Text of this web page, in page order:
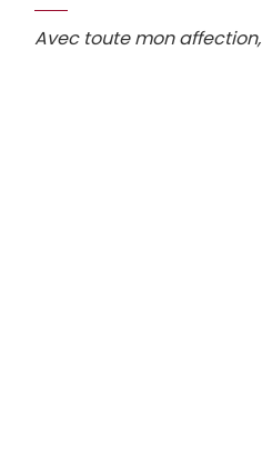
Avec toute mon affection,